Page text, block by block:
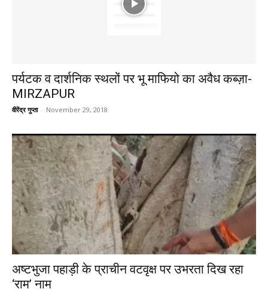
पर्यटक व दार्शनिक स्थलों पर भू माफियो का अवैध कब्ज़ा-
MIRZAPUR
वीरेंद्र गुप्ता - November 29, 2018
अष्टभुजा पहाड़ी के प्राचीन वटवृक्ष पर उभरता दिख रहा
‘राम’ नाम